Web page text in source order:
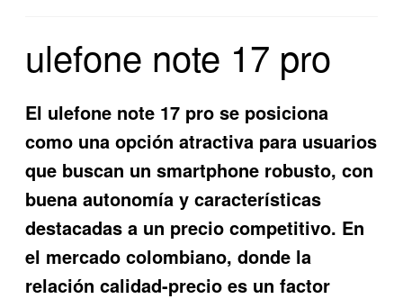
RIFLES DEPORTIVOS
ulefone note 17 pro
El ulefone note 17 pro se posiciona
como una opción atractiva para usuarios
que buscan un smartphone robusto, con
buena autonomía y características
destacadas a un precio competitivo. En
el mercado colombiano, donde la
relación calidad-precio es un factor